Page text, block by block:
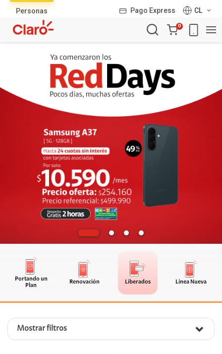
Personas Pago Express
CL
Carro
de
0
Portando un
Plan
Renovación Liberados Línea Nueva
Mostrar filtros
productos